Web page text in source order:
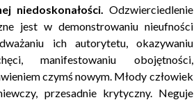
niedoskonałości. Odzwierciedlenie
jest w demonstrowaniu nieufności
ich autorytetu, okazywaniu
manifestowaniu obojętności,
czymś nowym. Młody człowiek
przesadnie krytyczny. Neguje